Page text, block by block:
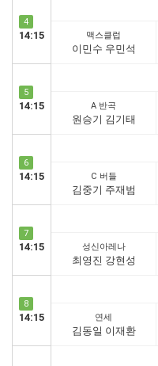
4
14:15 맥스클럽
이민수 우민석
5
14:15 A 반곡
원승기 김기태
6
14:15 C 버들
김중기 주재범
7
14:15 성신아레나
최영진 강현성
8
14:15 연세
김동일 이재환